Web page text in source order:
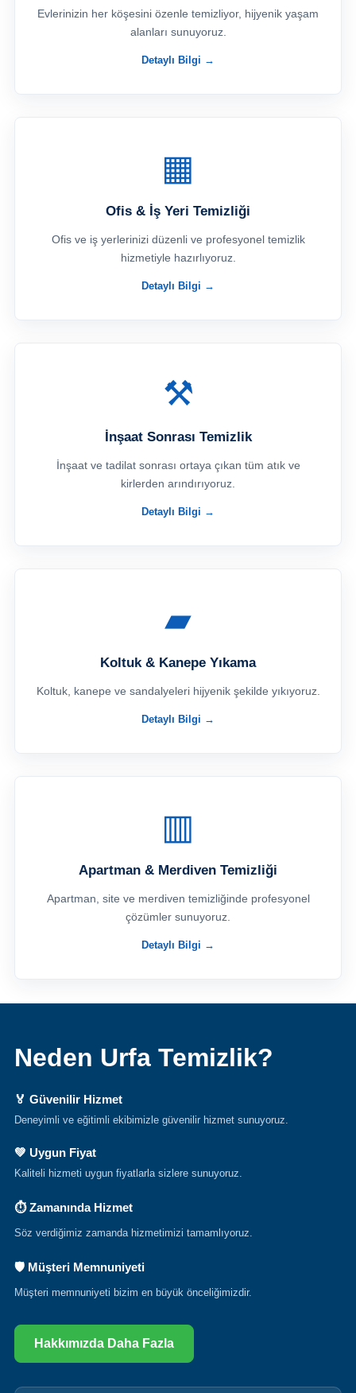
Evlerinizin her köşesini özenle temizliyor, hijyenik yaşam
alanları sunuyoruz.
Detaylı Bilgi →
▦
Ofis & İş Yeri Temizliği
Ofis ve iş yerlerinizi düzenli ve profesyonel temizlik
hizmetiyle hazırlıyoruz.
Detaylı Bilgi →
⚒
İnşaat Sonrası Temizlik
İnşaat ve tadilat sonrası ortaya çıkan tüm atık ve
kirlerden arındırıyoruz.
Detaylı Bilgi →
▰
Koltuk & Kanepe Yıkama
Koltuk, kanepe ve sandalyeleri hijyenik şekilde yıkıyoruz.
Detaylı Bilgi →
▥
Apartman & Merdiven Temizliği
Apartman, site ve merdiven temizliğinde profesyonel
çözümler sunuyoruz.
Detaylı Bilgi →
Neden Urfa Temizlik?
🏅 Güvenilir Hizmet
Deneyimli ve eğitimli ekibimizle güvenilir hizmet sunuyoruz.
💚 Uygun Fiyat
Kaliteli hizmeti uygun fiyatlarla sizlere sunuyoruz.
⏱ Zamanında Hizmet
Söz verdiğimiz zamanda hizmetimizi tamamlıyoruz.
🛡 Müşteri Memnuniyeti
Müşteri memnuniyeti bizim en büyük önceliğimizdir.
Hakkımızda Daha Fazla